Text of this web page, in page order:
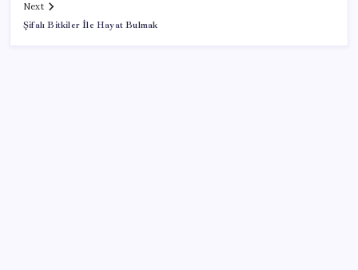
Next
Şifalı Bitkiler İle Hayat Bulmak